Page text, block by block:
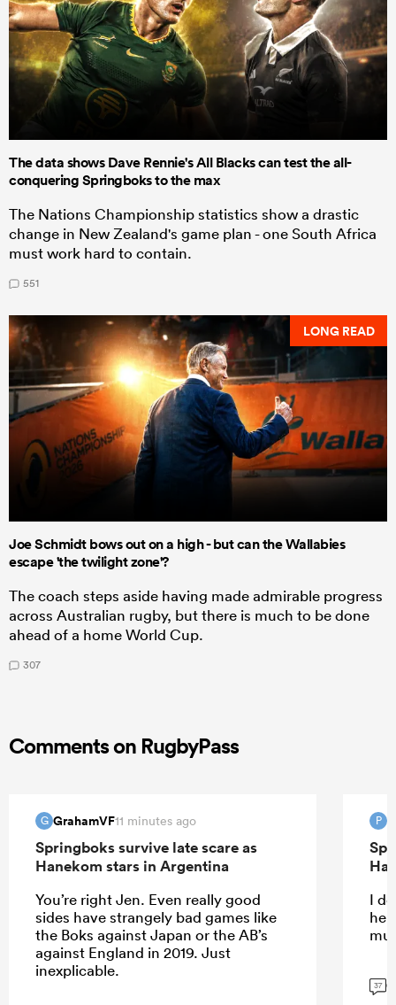
The data shows Dave Rennie's All Blacks can test the all-
conquering Springboks to the max
The Nations Championship statistics show a drastic
change in New Zealand's game plan - one South Africa
must work hard to contain.
551
LONG READ
Joe Schmidt bows out on a high - but can the Wallabies
escape 'the twilight zone'?
The coach steps aside having made admirable progress
across Australian rugby, but there is much to be done
ahead of a home World Cup.
307
Comments on RugbyPass
G GrahamVF11 minutes ago
Springboks survive late scare as
Hanekom stars in Argentina
You’re right Jen. Even really good
sides have strangely bad games like
the Boks against Japan or the AB’s
against England in 2019. Just
inexplicable.
P
I
37